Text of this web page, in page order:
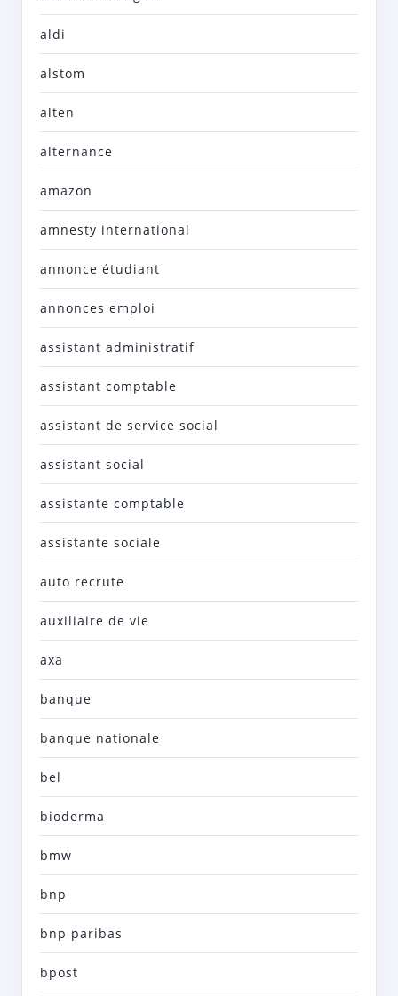
aldi
alstom
alten
alternance
amazon
amnesty international
annonce étudiant
annonces emploi
assistant administratif
assistant comptable
assistant de service social
assistant social
assistante comptable
assistante sociale
auto recrute
auxiliaire de vie
axa
banque
banque nationale
bel
bioderma
bmw
bnp
bnp paribas
bpost